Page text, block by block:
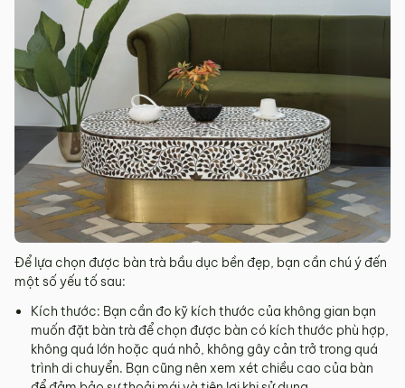
Để lựa chọn được bàn trà bầu dục bền đẹp, bạn cần chú ý đến
một số yếu tố sau:
Kích thước: Bạn cần đo kỹ kích thước của không gian bạn
muốn đặt bàn trà để chọn được bàn có kích thước phù hợp,
không quá lớn hoặc quá nhỏ, không gây cản trở trong quá
trình di chuyển. Bạn cũng nên xem xét chiều cao của bàn